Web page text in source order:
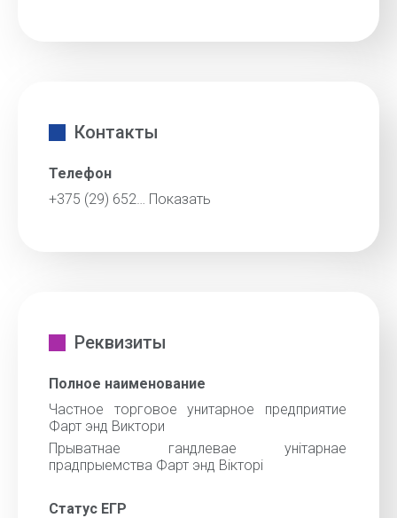
Контакты
Телефон
+375 (29) 652… Показать
Реквизиты
Полное наименование
Частное торговое унитарное предприятие
Фарт энд Виктори
Прыватнае гандлевае унiтарнае
прадпрыемства Фарт энд Вiкторi
Статус ЕГР